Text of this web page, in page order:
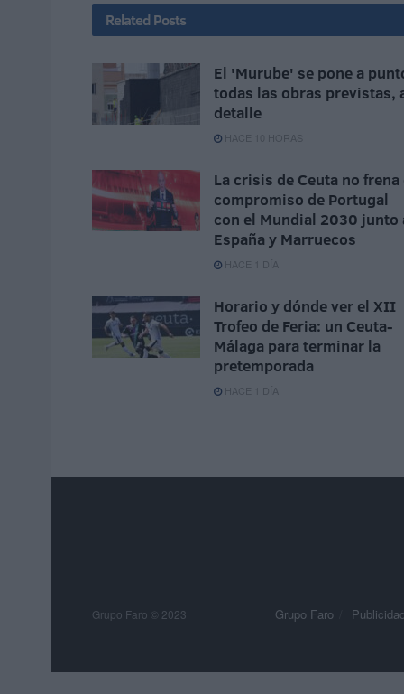
Related Posts
El 'Murube' se pone a
todas las obras previstas,
detalle
HACE 10 HORAS
La crisis de Ceuta no frena
compromiso de Portugal
con el Mundial 2030 junto
España y Marruecos
HACE 1 DÍA
Horario y dónde ver el XII
Trofeo de Feria: un Ceuta-
Málaga para terminar la
pretemporada
HACE 1 DÍA
Grupo Faro Publicidad
Grupo Faro © 2023